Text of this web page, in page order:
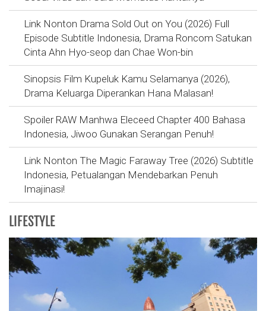
Link Nonton Drama Sold Out on You (2026) Full
Episode Subtitle Indonesia, Drama Roncom Satukan
Cinta Ahn Hyo-seop dan Chae Won-bin
Sinopsis Film Kupeluk Kamu Selamanya (2026),
Drama Keluarga Diperankan Hana Malasan!
Spoiler RAW Manhwa Eleceed Chapter 400 Bahasa
Indonesia, Jiwoo Gunakan Serangan Penuh!
Link Nonton The Magic Faraway Tree (2026) Subtitle
Indonesia, Petualangan Mendebarkan Penuh
Imajinasi!
LIFESTYLE